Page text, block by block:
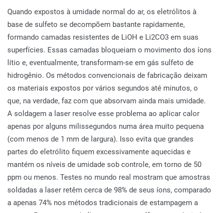
Quando expostos à umidade normal do ar, os eletrólitos à
base de sulfeto se decompõem bastante rapidamente,
formando camadas resistentes de LiOH e Li2CO3 em suas
superfícies. Essas camadas bloqueiam o movimento dos íons
lítio e, eventualmente, transformam-se em gás sulfeto de
hidrogênio. Os métodos convencionais de fabricação deixam
os materiais expostos por vários segundos até minutos, o
que, na verdade, faz com que absorvam ainda mais umidade.
A soldagem a laser resolve esse problema ao aplicar calor
apenas por alguns milissegundos numa área muito pequena
(com menos de 1 mm de largura). Isso evita que grandes
partes do eletrólito fiquem excessivamente aquecidas e
mantém os níveis de umidade sob controle, em torno de 50
ppm ou menos. Testes no mundo real mostram que amostras
soldadas a laser retêm cerca de 98% de seus íons, comparado
a apenas 74% nos métodos tradicionais de estampagem a